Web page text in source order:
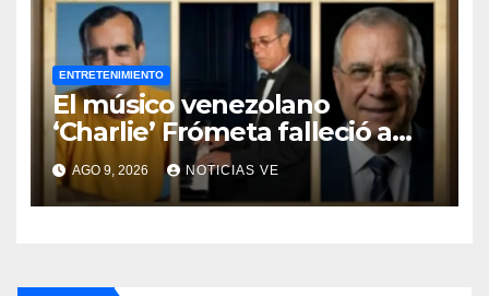
ENTRETENIMIENTO
El músico venezolano
‘Charlie’ Frómeta falleció a
sus 82 años
AGO 9, 2026 NOTICIAS VE